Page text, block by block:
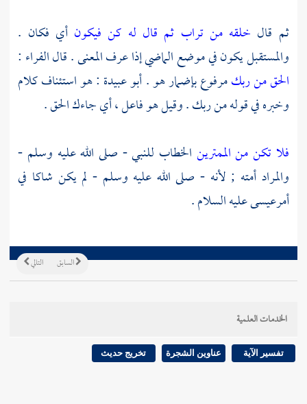
ثم قال خلقه من تراب ثم قال له كن فيكونأي فكان .
والمستقبل يكون في موضع الماضي إذا عرف المعنى . قالالفراء :
الحق من ربكمرفوع بإضمار هو .أبو عبيدة : هو استئناف كلام
وخبره في قوله من ربك . وقيل هو فاعل ، أي جاءك الحق .
فلا تكن من الممترين الخطاب للنبي - صلى الله عليه وسلم -
والمراد أمته ; لأنه - صلى الله عليه وسلم - لم يكن شاكا في
أمرعيسىعليه السلام .
التالي السابق
الخدمات العلمية
تفسير الآية عناوين الشجرة تخريج حديث